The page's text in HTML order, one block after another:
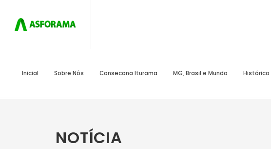
Inicial Sobre Nós Consecana Iturama MG, Brasil e Mundo Histórico
NOTÍCIA